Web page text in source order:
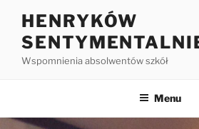
HENRYKÓW
Wspomnienia absolwentów szkół
Menu